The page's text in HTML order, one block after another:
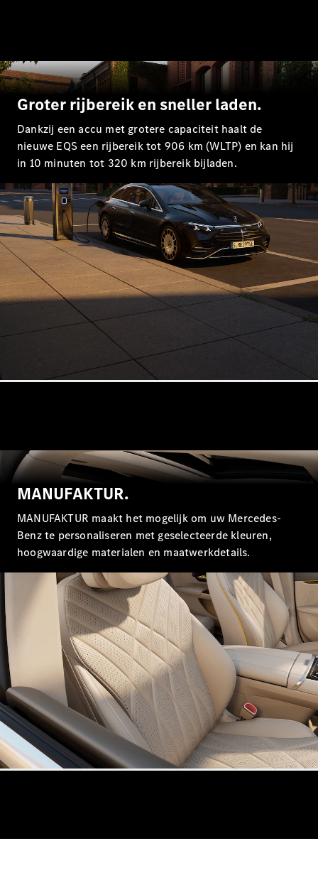
E-Klasse
All-Terrain
Mercedes-
Benz Store
Hatchback
Hatchbacks
A-Klasse
Hatchback
B-Klasse
Configurator
Mercedes-
Alle Coupés
Mercedes-
AMG GT
Coupé
Mercedes-
AMG GT
4-Deurs
Coupé
NieuwElektrisch
Configurator
Mercedes-
Benz Store
Cabrio
Groter rijbereik en sneller laden.
Dankzij een accu met grotere capaciteit haalt de
nieuwe EQS een rijbereik tot 906 km (WLTP) en kan hij
in 10 minuten tot 320 km rijbereik bijladen.
MANUFAKTUR.
MANUFAKTUR maakt het mogelijk om uw Mercedes-
Benz te personaliseren met geselecteerde kleuren,
hoogwaardige materialen en maatwerkdetails.